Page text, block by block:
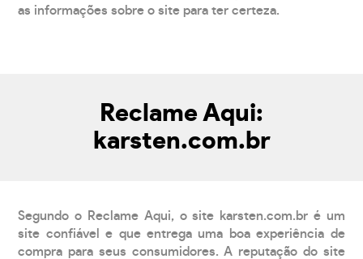
as informações sobre o site para ter certeza.
Reclame Aqui:
karsten.com.br
Segundo o Reclame Aqui, o site karsten.com.br é um
site confiável e que entrega uma boa experiência de
compra para seus consumidores. A reputação do site